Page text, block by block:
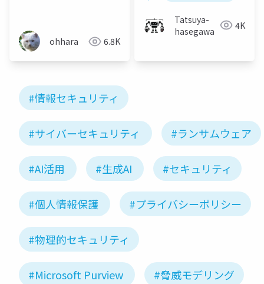
ohhara 6.8K
Tatsuya-
hasegawa
4K
#情報セキュリティ
#サイバーセキュリティ #ランサムウェア
#AI活用 #生成AI #セキュリティ
#個人情報保護 #プライバシーポリシー
#物理的セキュリティ
#Microsoft Purview #脅威モデリング